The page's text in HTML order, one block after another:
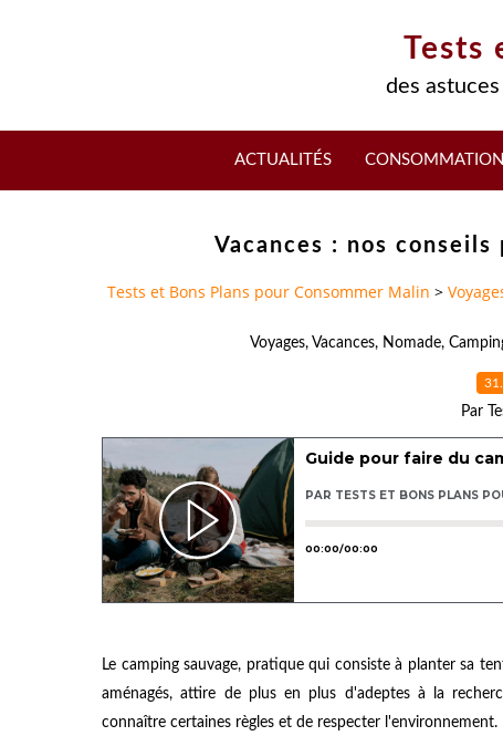
Tests
des
ACTUALITÉS CONSOMMATION
Vacances : nos
Tests et Bons Plans pour Consommer Malin >
Voyages, Vacances, Nomade,
Par
Le camping sauvage, pratique qui consiste à planter sa
aménagés, attire de plus en plus d'adeptes à la
connaître certaines règles et de respecter l'environnement.